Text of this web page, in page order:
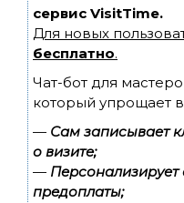
сервис VisitTime.
Для новых
бесплатно.
Чат-бот для
который упрощает
— Сам записывает
о визите;
—
предоплаты;